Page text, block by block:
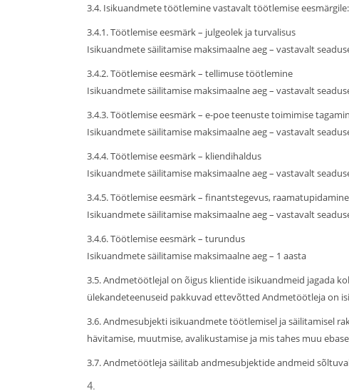
3.4. Isikuandmete töötlemine vastavalt töötlemise eesmärgile:
3.4.1. Töötlemise eesmärk – julgeolek ja turvalisus
Isikuandmete säilitamise maksimaalne aeg – vastavalt
3.4.2. Töötlemise eesmärk – tellimuse töötlemine
Isikuandmete säilitamise maksimaalne aeg – vastavalt
3.4.3. Töötlemise eesmärk – e-poe teenuste toimimise
Isikuandmete säilitamise maksimaalne aeg – vastavalt
3.4.4. Töötlemise eesmärk – kliendihaldus
Isikuandmete säilitamise maksimaalne aeg – vastavalt
3.4.5. Töötlemise eesmärk – finantstegevus, raamatupidamine
Isikuandmete säilitamise maksimaalne aeg – vastavalt
3.4.6. Töötlemise eesmärk – turundus
Isikuandmete säilitamise maksimaalne aeg – 1 aasta
3.5. Andmetöötlejal on õigus klientide isikuandmeid jagada
ülekandeteenuseid pakkuvad ettevõtted Andmetöötleja on
3.6. Andmesubjekti isikuandmete töötlemisel ja säilitamisel
hävitamise, muutmise, avalikustamise ja mis tahes muu
3.7. Andmetöötleja säilitab andmesubjektide andmeid